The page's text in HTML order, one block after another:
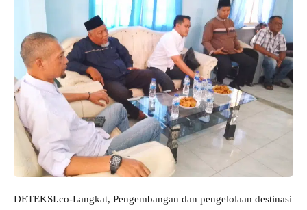
DETEKSI.co-Langkat, Pengembangan dan pengelolaan destinasi